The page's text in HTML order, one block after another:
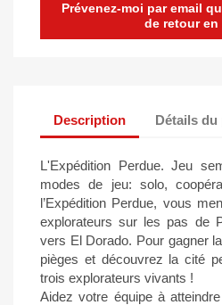
Prévenez-moi par email
de retour
Description Détails
L'Expédition Perdue. Jeu
modes de jeu: solo,
l’Expédition Perdue, vous
explorateurs sur les pas de
vers El Dorado. Pour gagner
pièges et découvrez la cité
trois explorateurs vivants !
Aidez votre équipe à